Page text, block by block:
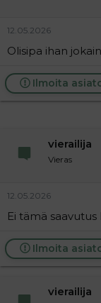
12.05.2026
Olisipa ihan
Ilmoita
vierailija
Vieras
12.05.2026
Ei tämä
Ilmoita
vierailija